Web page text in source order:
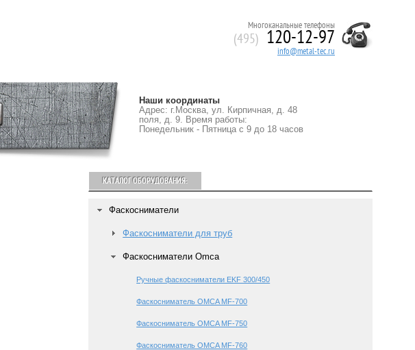
Многоканальные телефоны
(495) 120-12-97
info@metal-tec.ru
Наши координаты
Адрес: г.Москва, ул. Кирпичная, д. 48
поля, д. 9. Время работы:
Понедельник - Пятница с 9 до 18 часов
КАТАЛОГ ОБОРУДОВАНИЯ:
Фаскосниматели
Фаскосниматели для труб
Фаскосниматели Omca
Ручные фаскосниматели EKF 300/450
Фаскосниматель OMCA MF-700
Фаскосниматель OMCA MF-750
Фаскосниматель OMCA MF-760